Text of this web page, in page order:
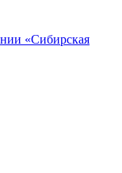
«Сибирская